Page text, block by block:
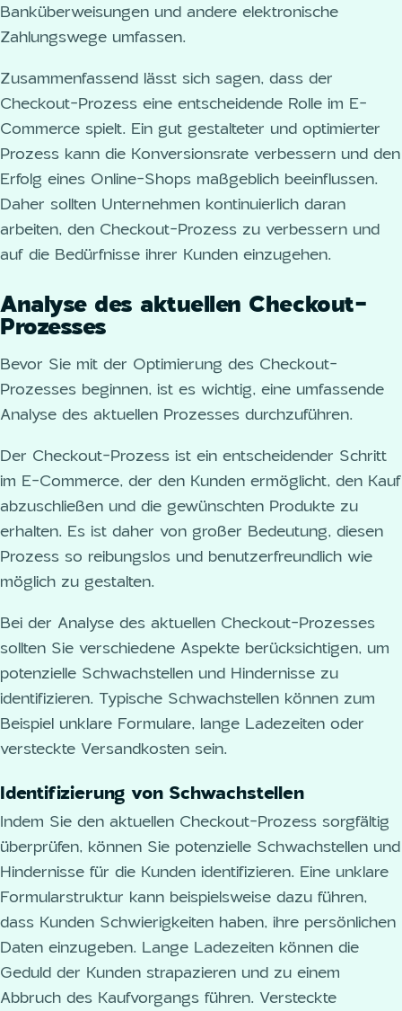
Banküberweisungen und andere elektronische
Zahlungswege umfassen.
Zusammenfassend lässt sich sagen, dass der
Checkout-Prozess eine entscheidende Rolle im E-
Commerce spielt. Ein gut gestalteter und optimierter
Prozess kann die Konversionsrate verbessern und den
Erfolg eines Online-Shops maßgeblich beeinflussen.
Daher sollten Unternehmen kontinuierlich daran
arbeiten, den Checkout-Prozess zu verbessern und
auf die Bedürfnisse ihrer Kunden einzugehen.
Analyse des aktuellen Checkout-
Prozesses
Bevor Sie mit der Optimierung des Checkout-
Prozesses beginnen, ist es wichtig, eine umfassende
Analyse des aktuellen Prozesses durchzuführen.
Der Checkout-Prozess ist ein entscheidender Schritt
im E-Commerce, der den Kunden ermöglicht, den Kauf
abzuschließen und die gewünschten Produkte zu
erhalten. Es ist daher von großer Bedeutung, diesen
Prozess so reibungslos und benutzerfreundlich wie
möglich zu gestalten.
Bei der Analyse des aktuellen Checkout-Prozesses
sollten Sie verschiedene Aspekte berücksichtigen, um
potenzielle Schwachstellen und Hindernisse zu
identifizieren. Typische Schwachstellen können zum
Beispiel unklare Formulare, lange Ladezeiten oder
versteckte Versandkosten sein.
Identifizierung von Schwachstellen
Indem Sie den aktuellen Checkout-Prozess sorgfältig
überprüfen, können Sie potenzielle Schwachstellen und
Hindernisse für die Kunden identifizieren. Eine unklare
Formularstruktur kann beispielsweise dazu führen,
dass Kunden Schwierigkeiten haben, ihre persönlichen
Daten einzugeben. Lange Ladezeiten können die
Geduld der Kunden strapazieren und zu einem
Abbruch des Kaufvorgangs führen. Versteckte